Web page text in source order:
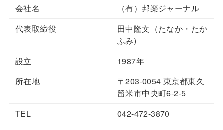
会社名
（有）邦楽ジャーナル
代表取締役
田中隆文（たなか・たか
ふみ)
設立
1987年
所在地
〒203-0054 東京都東久
留米市中央町6-2-5
TEL
042-472-3870